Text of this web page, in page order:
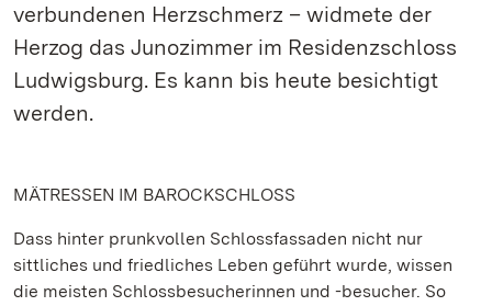
verbundenen Herzschmerz – widmete der
Herzog das Junozimmer im Residenzschloss
Ludwigsburg. Es kann bis heute besichtigt
werden.
MÄTRESSEN IM BAROCKSCHLOSS
Dass hinter prunkvollen Schlossfassaden nicht nur
sittliches und friedliches Leben geführt wurde, wissen
die meisten Schlossbesucherinnen und -besucher. So